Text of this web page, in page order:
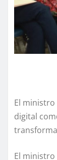
El
digital
El ministro